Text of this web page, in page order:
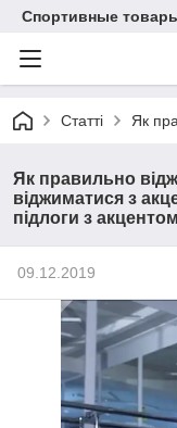
Спортивные
Статті Як
Як правильно
віджиматися з
підлоги з
09.12.2019